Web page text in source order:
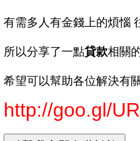
有需多人有金錢上的煩惱
所以分享了一點貸款相關
希望可以幫助各位解決有
http://goo.gl/